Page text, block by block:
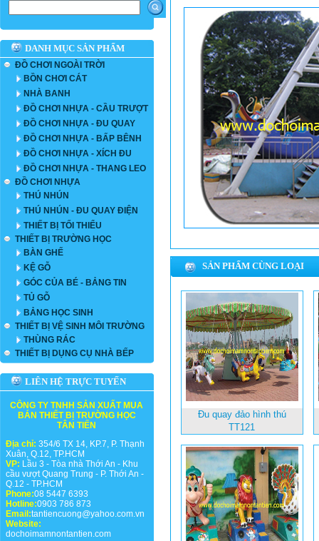
DANH MỤC SẢN PHẨM
ĐỒ CHƠI NGOÀI TRỜI
BỒN CHƠI CÁT
NHÀ BANH
ĐỒ CHƠI NHỰA - CẦU TRƯỢT
ĐỒ CHƠI NHỰA - ĐU QUAY
ĐỒ CHƠI NHỰA - BẤP BÊNH
ĐỒ CHƠI NHỰA - XÍCH ĐU
ĐỒ CHƠI NHỰA - THANG LEO
ĐỒ CHƠI NHỰA
THÚ NHÚN
THÚ NHÚN - ĐU QUAY ĐIỆN
THIẾT BỊ TỐI THIỂU
THIẾT BỊ TRƯỜNG HỌC
BÀN GHẾ
KỆ GỖ
GÓC CỦA BÉ - BẢNG TIN
TỦ GỖ
BẢNG HỌC SINH
THIẾT BỊ VỆ SINH MÔI TRƯỜNG
THÙNG RÁC
THIẾT BỊ DỤNG CỤ NHÀ BẾP
LIÊN HỆ TRỰC TUYẾN
CÔNG TY TNHH SẢN XUẤT MUA
BÁN THIẾT BỊ TRƯỜNG HỌC
TÂN TIẾN
Địa chỉ: 354/6 TX 14, KP.7, P. Thạnh
Xuân, Q.12, TP.HCM
VP: Lầu 3 - Tòa nhà Thới An - Khu
cầu vượt Quang Trung - P. Thới An -
Q.12 - TP.HCM
Phone:08 5447 6393
Hotline:0903 786 873
Email:tantiencuong@yahoo.com.vn
Website:
dochoimamnontantien.com
SẢN PHẨM CÙNG LOẠI
Đu quay đảo hình thú
TT121